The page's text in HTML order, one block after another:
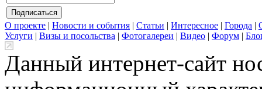
О проекте | Новости и события | Статьи | Интересное | Города |
Услуги | Визы и посольства | Фотогалереи | Видео | Форум |
Данный интернет-сайт